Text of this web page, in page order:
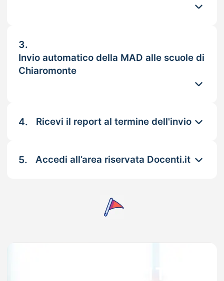
3.
Invio automatico della MAD alle scuole di
Chiaromonte
4. Ricevi il report al termine dell'invio
5. Accedi all’area riservata Docenti.it